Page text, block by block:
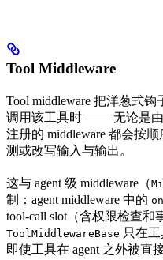
Tool Middleware
Tool middleware 把洋葱式
调用该工具时 —— 无论是
注册的 middleware 都会按
测或改写输入与输出。
这与 agent 级 middleware（
制：agent middleware 中的
tool-call slot（含权限检查和
ToolMiddlewareBase 只在
即使工具在 agent 之外被直